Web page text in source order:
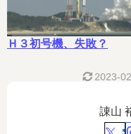
Ｈ３初号機、失敗？
2023-
諌山